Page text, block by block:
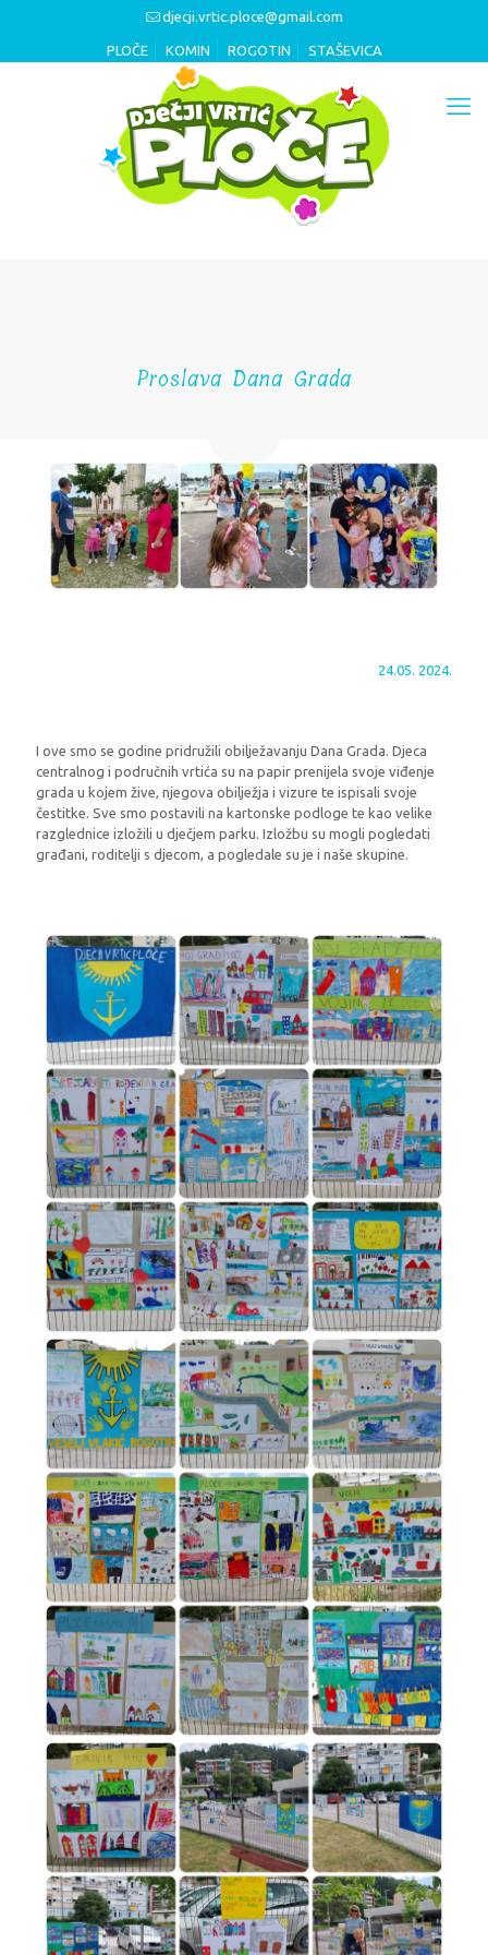
djecji.vrtic.ploce@gmail.com
PLOČE KOMIN ROGOTIN STAŠEVICA
Proslava Dana Grada
24.05. 2024.
I ove smo se godine pridružili obilježavanju Dana Grada. Djeca
centralnog i područnih vrtića su na papir prenijela svoje viđenje
grada u kojem žive, njegova obilježja i vizure te ispisali svoje
čestitke. Sve smo postavili na kartonske podloge te kao velike
razglednice izložili u dječjem parku. Izložbu su mogli pogledati
građani, roditelji s djecom, a pogledale su je i naše skupine.